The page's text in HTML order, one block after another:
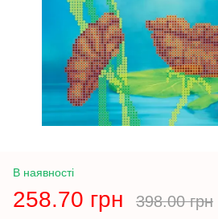
В наявності
258.70 грн 398.00 грн